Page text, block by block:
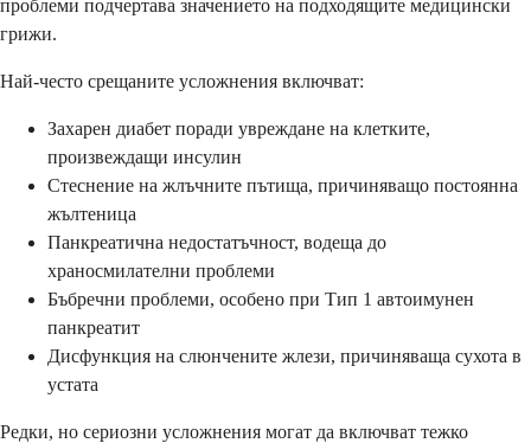
проблеми подчертава значението на подходящите медицински
грижи.
Най-често срещаните усложнения включват:
Захарен диабет поради увреждане на клетките,
произвеждащи инсулин
Стеснение на жлъчните пътища, причиняващо постоянна
жълтеница
Панкреатична недостатъчност, водеща до
храносмилателни проблеми
Бъбречни проблеми, особено при Тип 1 автоимунен
панкреатит
Дисфункция на слюнчените жлези, причиняваща сухота в
устата
Редки, но сериозни усложнения могат да включват тежко